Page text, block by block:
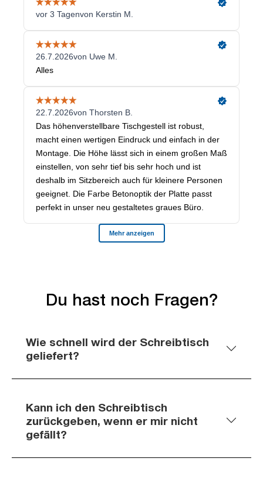
Du hast noch Fragen?
Wie schnell wird der Schreibtisch
geliefert?
Kann ich den Schreibtisch
zurückgeben, wenn er mir nicht
gefällt?